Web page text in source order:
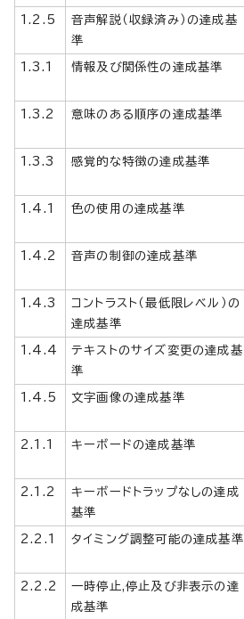
1.2.5
音声解説（収録済み）の達成基
準
1.3.1 情報及び関係性の達成基準
1.3.2 意味のある順序の達成基準
1.3.3 感覚的な特徴の達成基準
1.4.1 色の使用の達成基準
1.4.2 音声の制御の達成基準
1.4.3
コントラスト（最低限レベル）の
達成基準
1.4.4
テキストのサイズ変更の達成基
準
1.4.5 文字画像の達成基準
2.1.1 キーボードの達成基準
2.1.2
キーボードトラップなしの達成
基準
2.2.1 タイミング調整可能の達成基準
2.2.2
一時停止,停止及び非表示の達
成基準